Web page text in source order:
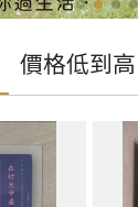
價格低到高